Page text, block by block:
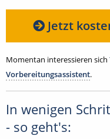
Jetzt
Momentan interessieren sich
Vorbereitungsassistent.
In wenigen
- so geht's: